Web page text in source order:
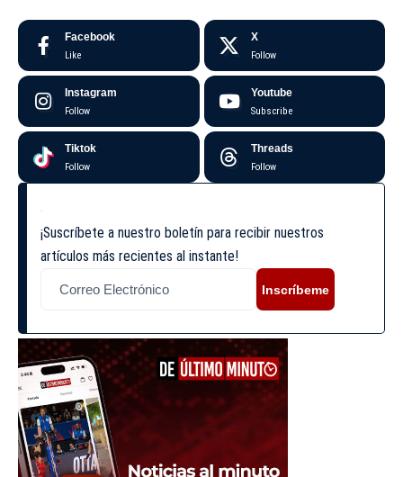
Facebook
Like
X
Follow
Instagram
Follow
Youtube
Subscribe
Tiktok
Follow
Threads
Follow
¡Suscríbete a nuestro boletín para recibir nuestros
artículos más recientes al instante!
Inscríbeme